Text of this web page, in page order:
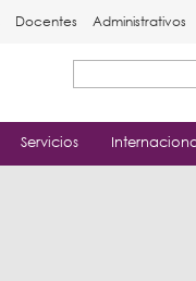
de
Docentes Administrativos
Servicios